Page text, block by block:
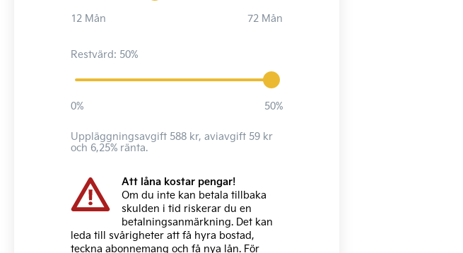
12 Mån 72 Mån
Restvärd: 50%
0% 50%
Uppläggningsavgift 588 kr, aviavgift 59 kr
och 6,25% ränta.
Att låna kostar pengar!
Om du inte kan betala tillbaka
skulden i tid riskerar du en
betalningsanmärkning. Det kan
leda till svårigheter att få hyra bostad,
teckna abonnemang och få nya lån. För